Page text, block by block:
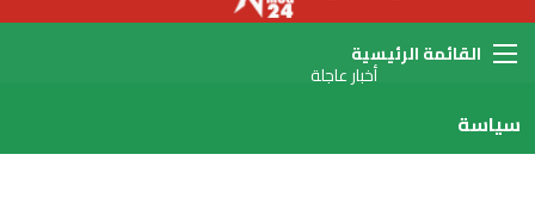
أخبار عاجلة
القائمة
سياسة